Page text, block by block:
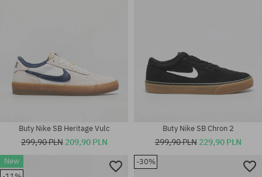
Dostępne rozmiary:
Buty Nike SB Heritage Vulc
299,90 PLN 209,90 PLN
Buty Nike SB Chron 2
299,90 PLN 229,90 PLN
New
-30%